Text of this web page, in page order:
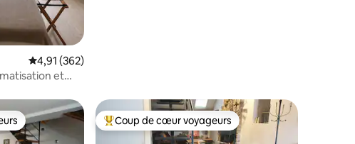
Note moyenne de 4,91 sur 5, 362 commentaires
4,91 (362)
et
parmi les plus aimésCoup de cœur voyageurs parmi les plus aimés
Coup de cœur voyageurs